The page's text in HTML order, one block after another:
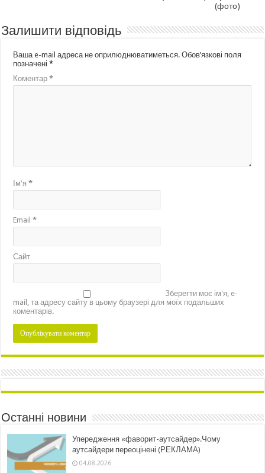
(фото)
Залишити відповідь
Ваша e-mail адреса не оприлюднюватиметься. Обов’язкові поля
позначені*
Коментар*
Ім'я*
Email*
Сайт
Зберегти моє ім'я, e-
mail, та адресу сайту в цьому браузері для моїх подальших
коментарів.
Останні новини
Упередження «фаворит-аутсайдер».Чому
аутсайдери переоцінені (РЕКЛАМА)
04.08.2026